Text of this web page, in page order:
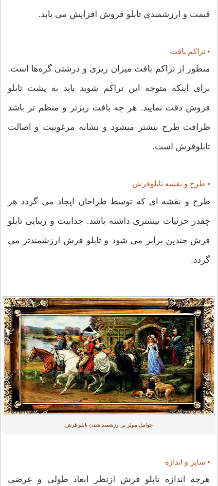
قیمت و ارزشمندی تابلو فروش افزایش می یابد.
• تراکم بافت
منظور از تراکم بافت میزان ریزی و درشتی گره‌ها است.
برای اینکه متوجه این تراکم شوید باید به پشت تابلو
فروش دقت نمایید. هر چه بافت ریزتر و منظم تر باشد
ظرافت طرح بیشتر میشود و نشانه مرغوبیت و اصالت
تابلوفرش است.
• طرح و نقشه تابلوفرش
طرح و نقشه ای که توسط طراحان ایجاد می گردد هر
چقدر جزئیات بیشتری داشته باشد. جذابیت و زیبایی تابلو
فرش چندین برابر می شود و تابلو فرش ارزشمندتر می
گردد.
عوامل موثر بر ارزشمند شدن تابلو فرش
• سایز و اندازه
هرچه اندازه تابلو فرش ازنظر ابعاد طولی و عرضی